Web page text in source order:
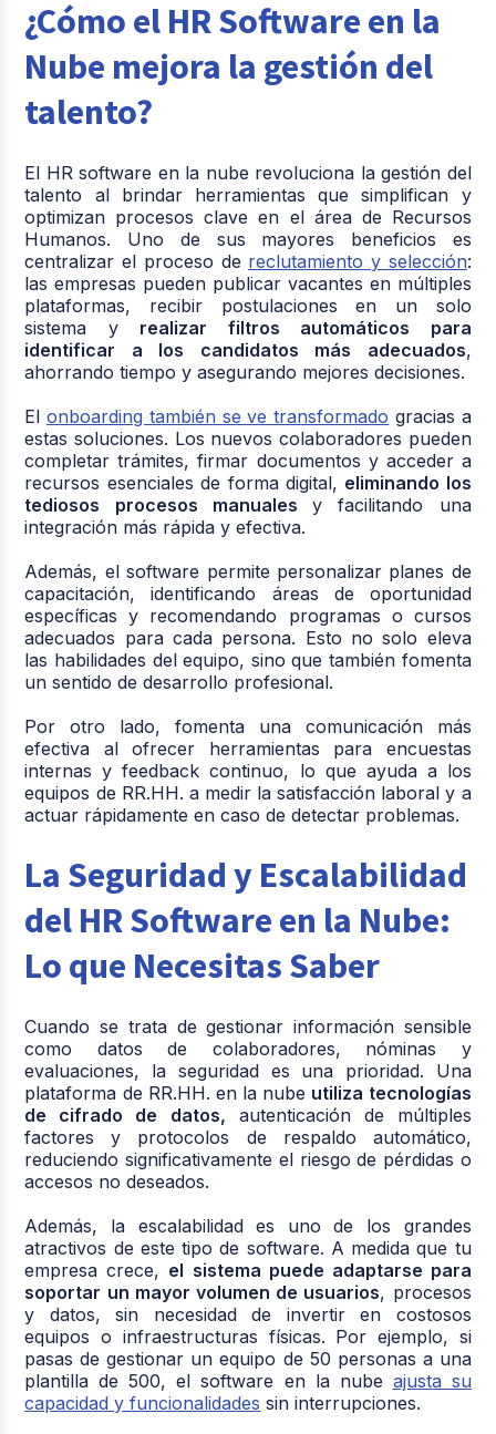
¿Cómo el HR Software en la
Nube mejora la gestión del
talento?
El HR software en la nube revoluciona la gestión del
talento al brindar herramientas que simplifican y
optimizan procesos clave en el área de Recursos
Humanos. Uno de sus mayores beneficios es
centralizar el proceso de reclutamiento y selección:
las empresas pueden publicar vacantes en múltiples
plataformas, recibir postulaciones en un solo
sistema y realizar filtros automáticos para
identificar a los candidatos más adecuados,
ahorrando tiempo y asegurando mejores decisiones.
Elonboarding también se ve transformado gracias a
estas soluciones. Los nuevos colaboradores pueden
completar trámites, firmar documentos y acceder a
recursos esenciales de forma digital, eliminando los
tediosos procesos manualesy facilitando una
integración más rápida y efectiva.
Además, el software permite personalizar planes de
capacitación, identificando áreas de oportunidad
específicas y recomendando programas o cursos
adecuados para cada persona. Esto no solo eleva
las habilidades del equipo, sino que también fomenta
un sentido de desarrollo profesional.
Por otro lado, fomenta una comunicación más
efectiva al ofrecer herramientas para encuestas
internas y feedback continuo, lo que ayuda a los
equipos de RR.HH. a medir la satisfacción laboral y a
actuar rápidamente en caso de detectar problemas.
La Seguridad y Escalabilidad
del HR Software en la Nube:
Lo que Necesitas Saber
Cuando se trata de gestionar información sensible
como datos de colaboradores, nóminas y
evaluaciones, la seguridad es una prioridad. Una
plataforma de RR.HH. en la nube utiliza tecnologías
de cifrado de datos, autenticación de múltiples
factores y protocolos de respaldo automático,
reduciendo significativamente el riesgo de pérdidas o
accesos no deseados.
Además, la escalabilidad es uno de los grandes
atractivos de este tipo de software. A medida que tu
empresa crece, el sistema puede adaptarse para
soportar un mayor volumen de usuarios, procesos
y datos, sin necesidad de invertir en costosos
equipos o infraestructuras físicas. Por ejemplo, si
pasas de gestionar un equipo de 50 personas a una
plantilla de 500, el software en la nube ajusta su
capacidad y funcionalidades sin interrupciones.